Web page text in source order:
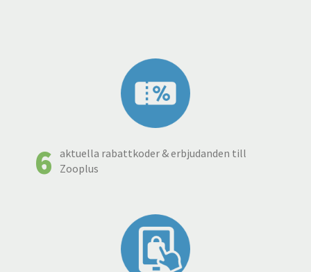
6 aktuella rabattkoder & erbjudanden till
Zooplus